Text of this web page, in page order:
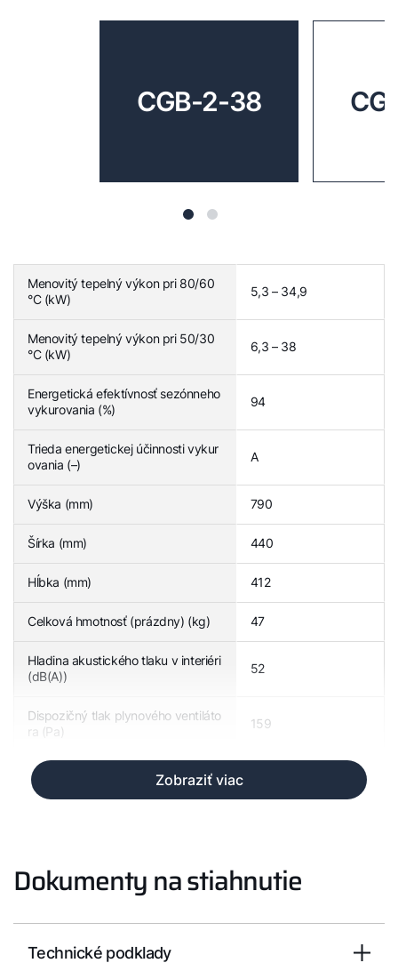
CGB-2-38
Menovitý tepelný výkon pri 80/60
°C (kW)
5,3 – 34,9
Menovitý tepelný výkon pri 50/30
°C (kW)
6,3 – 38
Energetická efektívnosť sezónneho
vykurovania (%)
94
Trieda energetickej účinnosti vykur
ovania (–)
A
Výška (mm) 790
Šírka (mm) 440
Hĺbka (mm) 412
Celková hmotnosť (prázdny) (kg) 47
Hladina akustického tlaku v interiéri
(dB(A))
52
Dispozičný tlak plynového ventiláto
ra (Pa)
159
Zobraziť viac
Dokumenty na stiahnutie
Technické podklady